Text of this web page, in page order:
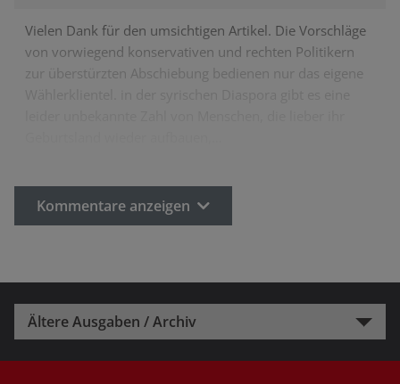
Vielen Dank für den umsichtigen Artikel. Die Vorschläge
von vorwiegend konservativen und rechten Politikern
zur überstürzten Abschiebung bedienen nur das eigene
Kommentare anzeigen
Ältere Ausgaben / Archiv